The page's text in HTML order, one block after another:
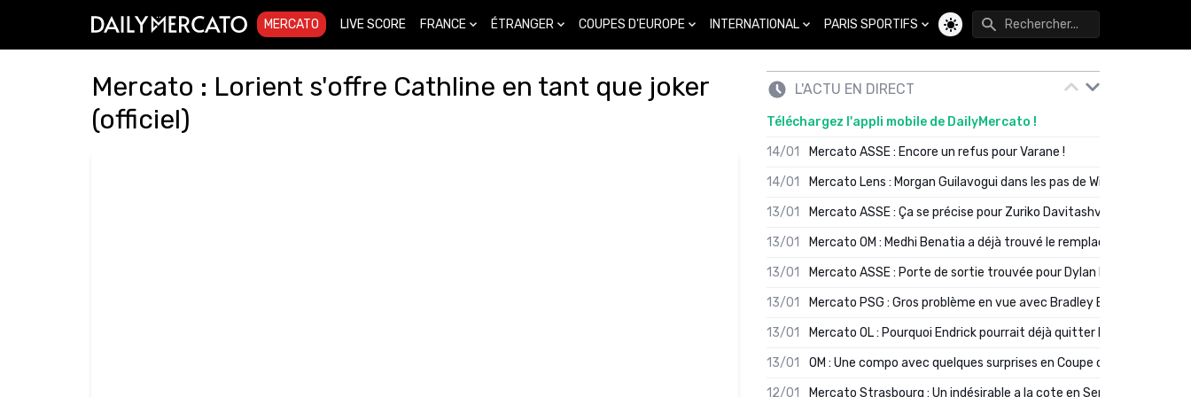
MERCATO LIVE SCORE FRANCE ÉTRANGER COUPES D'EUROPE INTERNATIONAL PARIS SPORTIFS
Changer de thème
Mercato : Lorient s'offre Cathline en tant que joker
(officiel)
L'ACTU EN DIRECT
Téléchargez l'appli mobile de DailyMercato !
14/01
Mercato ASSE : Encore un refus pour Varane !
14/01
Mercato Lens : Morgan Guilavogui dans les pas de Will Still ?
13/01
Mercato ASSE : Ça se précise pour Zuriko Davitashvili
13/01
Mercato OM : Medhi Benatia a déjà trouvé le remplaçant de Robinio
13/01
Mercato ASSE : Porte de sortie trouvée pour Dylan Batubinsika
13/01
Mercato PSG : Gros problème en vue avec Bradley Barcola ?
13/01
Mercato OL : Pourquoi Endrick pourrait déjà quitter Lyon en janvier
13/01
OM : Une compo avec quelques surprises en Coupe de France
12/01
Mercato Strasbourg : Un indésirable a la cote en Serie A